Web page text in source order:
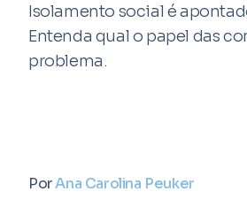
Isolamento social é
Entenda qual o papel das
problema.
PorAna Carolina Peuker